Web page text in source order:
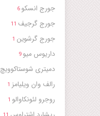
جورج انسکو
جورج گرجیف
جورج گرشوین
داریوس میو
دمیتری شوستاکوویچ
رالف وان ویلیامز
روجرو لئونکاوالو